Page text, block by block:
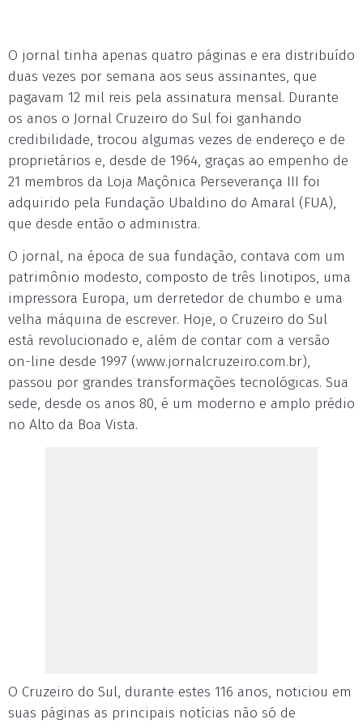
O jornal tinha apenas quatro páginas e era distribuído
duas vezes por semana aos seus assinantes, que
pagavam 12 mil reis pela assinatura mensal. Durante
os anos o Jornal Cruzeiro do Sul foi ganhando
credibilidade, trocou algumas vezes de endereço e de
proprietários e, desde de 1964, graças ao empenho de
21 membros da Loja Maçônica Perseverança III foi
adquirido pela Fundação Ubaldino do Amaral (FUA),
que desde então o administra.
O jornal, na época de sua fundação, contava com um
patrimônio modesto, composto de três linotipos, uma
impressora Europa, um derretedor de chumbo e uma
velha máquina de escrever. Hoje, o Cruzeiro do Sul
está revolucionado e, além de contar com a versão
on-line desde 1997 (www.jornalcruzeiro.com.br),
passou por grandes transformações tecnológicas. Sua
sede, desde os anos 80, é um moderno e amplo prédio
no Alto da Boa Vista.
O Cruzeiro do Sul, durante estes 116 anos, noticiou em
suas páginas as principais notícias não só de